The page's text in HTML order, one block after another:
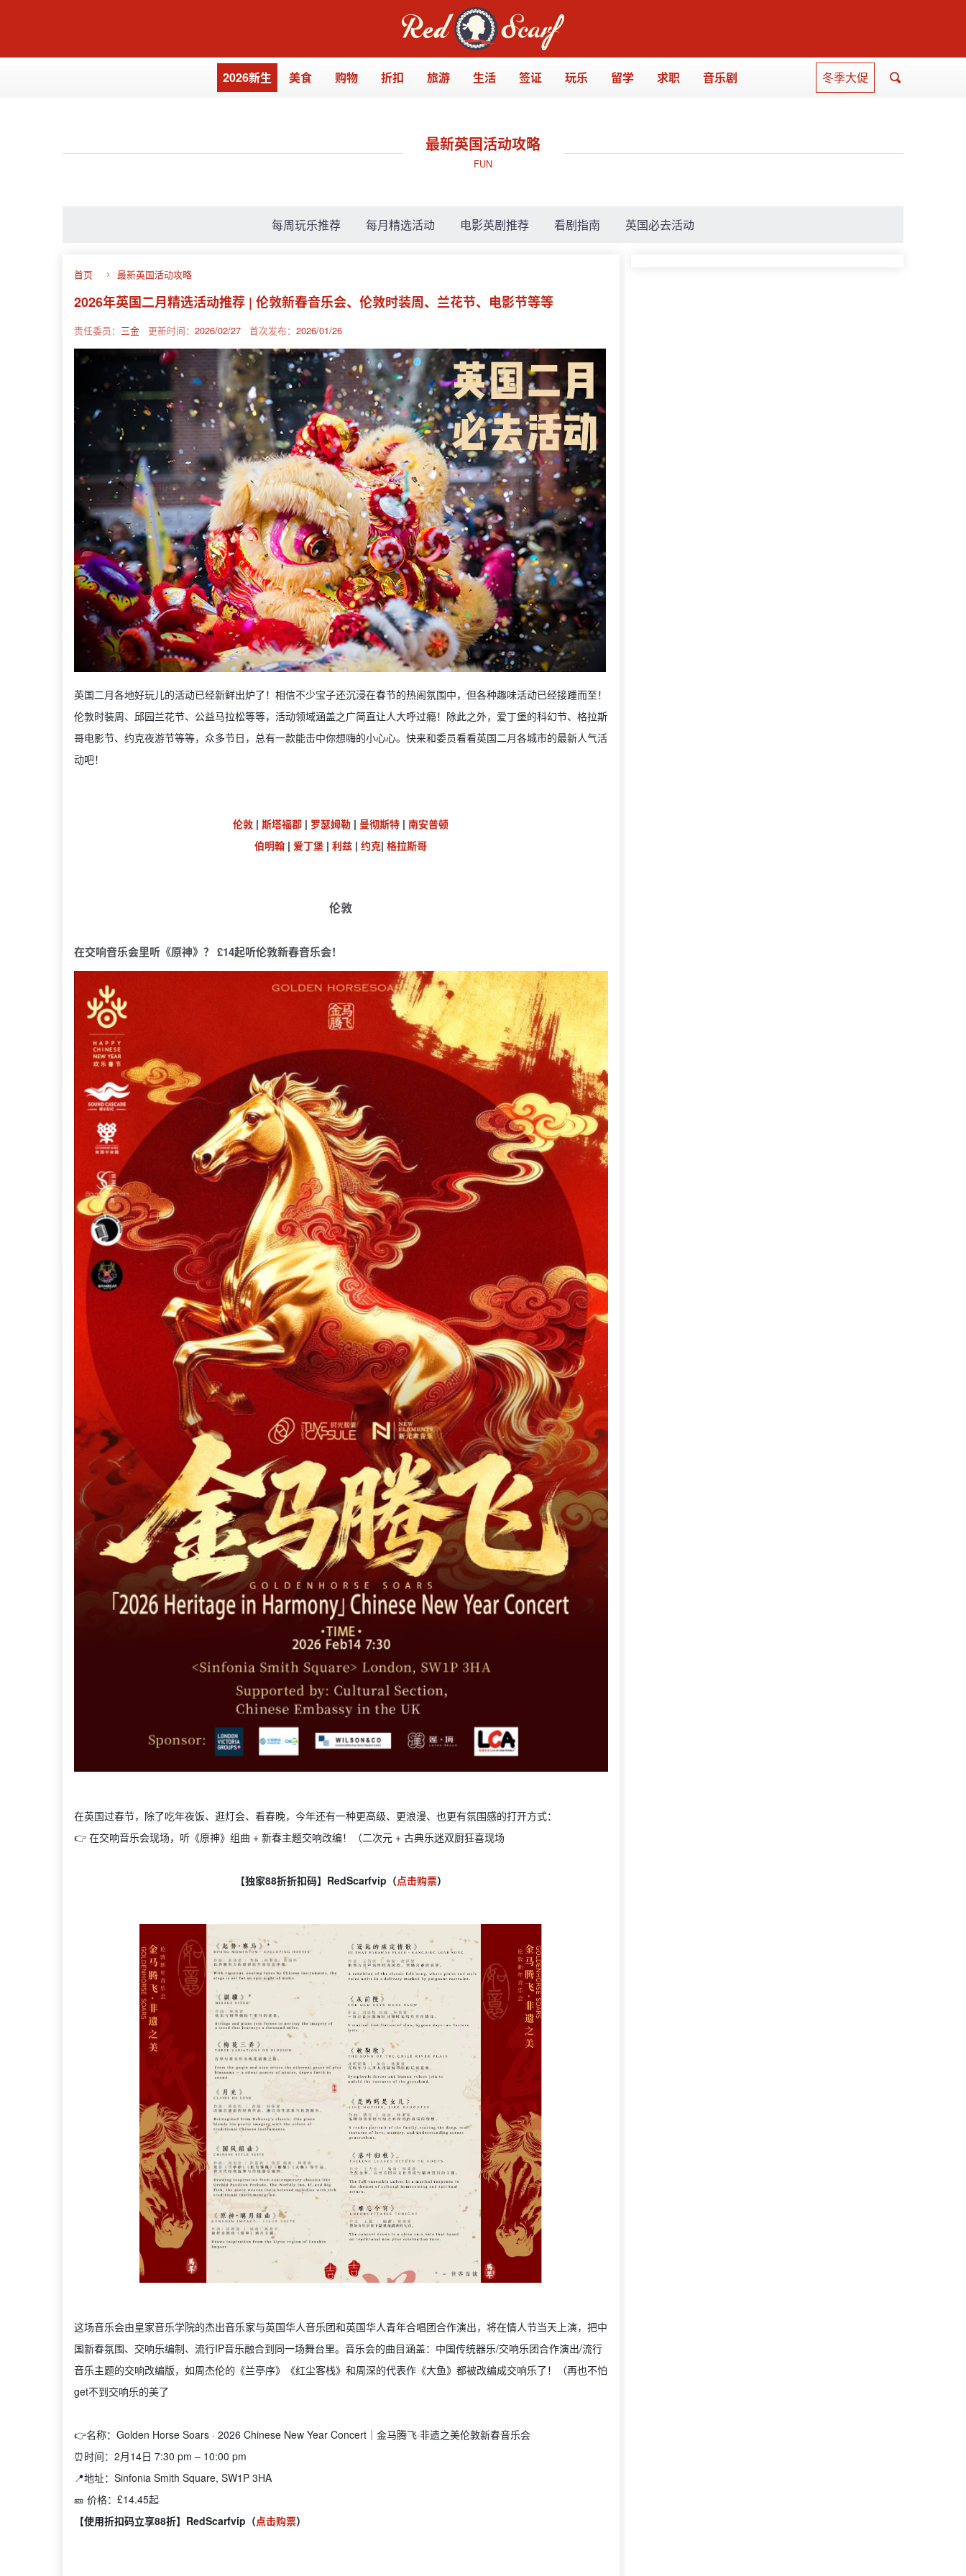
2026新生 美食 购物 折扣 旅游 生活 签证 玩乐 留学 求职 音乐剧 冬季大促
最新英国活动攻略
FUN
每周玩乐推荐 每月精选活动 电影英剧推荐 看剧指南 英国必去活动
首页 最新英国活动攻略
2026年英国二月精选活动推荐 | 伦敦新春音乐会、伦敦时装周、兰花节、电影节等等
责任委员： 三金 更新时间： 2026/02/27 首次发布： 2026/01/26
英国二月各地好玩儿的活动已经新鲜出炉了！相信不少宝子还沉浸在春节的热闹氛围中，但各种趣味活动已经接踵而至！
伦敦时装周、邱园兰花节、公益马拉松等等，活动领域涵盖之广简直让人大呼过瘾！除此之外，爱丁堡的科幻节、格拉斯
哥电影节、约克夜游节等等，众多节日，总有一款能击中你想嗨的小心心。快来和委员看看英国二月各城市的最新人气活
动吧！
伦敦 |斯塔福郡 | 罗瑟姆勒 | 曼彻斯特 |南安普顿
伯明翰 | 爱丁堡 |利兹 |约克|格拉斯哥
伦敦
在交响音乐会里听《原神》？ £14起听伦敦新春音乐会！
在英国过春节，除了吃年夜饭、逛灯会、看春晚，今年还有一种更高级、更浪漫、也更有氛围感的打开方式：
👉 在交响音乐会现场，听《原神》组曲 + 新春主题交响改编！（二次元 + 古典乐迷双厨狂喜现场
【独家88折折扣码】RedScarfvip（点击购票）
这场音乐会由皇家音乐学院的杰出音乐家与英国华人音乐团和英国华人青年合唱团合作演出，将在情人节当天上演，把中
国新春氛围、交响乐编制、流行IP音乐融合到同一场舞台里。音乐会的曲目涵盖：中国传统器乐/交响乐团合作演出/流行
音乐主题的交响改编版，如周杰伦的《兰亭序》《红尘客栈》和周深的代表作《大鱼》都被改编成交响乐了！（再也不怕
get不到交响乐的美了
👉名称：Golden Horse Soars · 2026 Chinese New Year Concert｜金马腾飞·非遗之美伦敦新春音乐会
⏰时间：2月14日 7:30 pm – 10:00 pm
📍地址：Sinfonia Smith Square, SW1P 3HA
🎫 价格：£14.45起
【使用折扣码立享88折】RedScarfvip（点击购票）